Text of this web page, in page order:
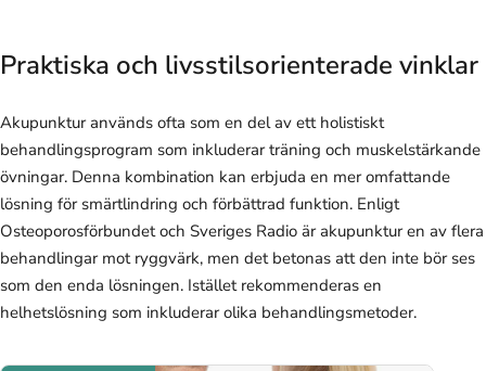
Praktiska och livsstilsorienterade vinklar
Akupunktur används ofta som en del av ett holistiskt
behandlingsprogram som inkluderar träning och muskelstärkande
övningar. Denna kombination kan erbjuda en mer omfattande
lösning för smärtlindring och förbättrad funktion. Enligt
Osteoporosförbundet och Sveriges Radio är akupunktur en av flera
behandlingar mot ryggvärk, men det betonas att den inte bör ses
som den enda lösningen. Istället rekommenderas en
helhetslösning som inkluderar olika behandlingsmetoder.